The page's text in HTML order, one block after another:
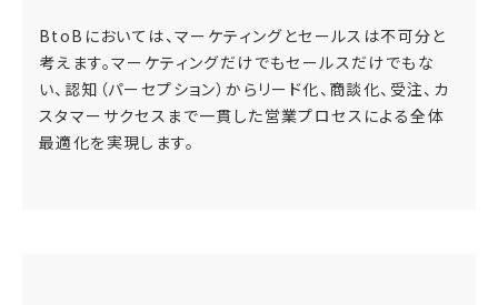
BtoBにおいては、マーケティングとセールスは不可分と
考えます。マーケティングだけでもセールスだけでもな
い、認知（パーセプション）からリード化、商談化、受注、カ
スタマーサクセスまで一貫した営業プロセスによる全体
最適化を実現します。